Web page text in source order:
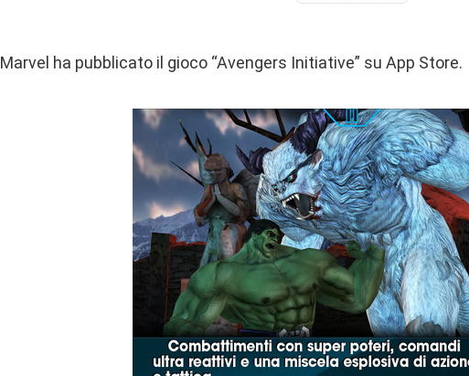
Marvel ha pubblicato il gioco “Avengers Initiative” su App Store.